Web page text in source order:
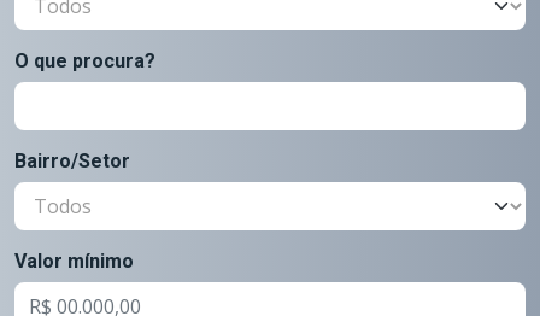
O que procura?
Bairro/Setor
Valor mínimo